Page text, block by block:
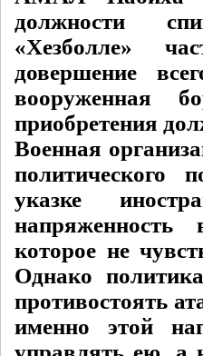
должности
«Хезболле»
довершение
вооруженная
приобретения
Военная
политического
указке
которое не
Однако
противостоять
именно этой